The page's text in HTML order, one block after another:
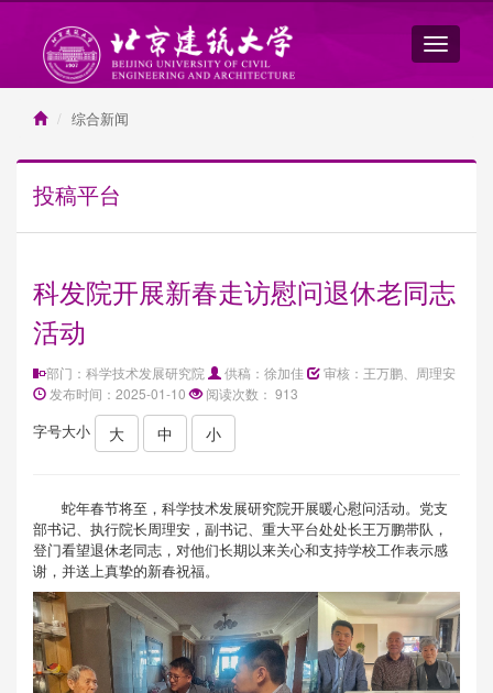
综合新闻
投稿平台
科发院开展新春走访慰问退休老同志
活动
部门：科学技术发展研究院 供稿：徐加佳
审核：王万鹏、周理安
发布时间：2025-01-10
阅读次数： 913
字号大小 大 中 小
蛇年春节将至，科学技术发展研究院开展暖心慰问活动。党支
部书记、执行院长周理安，副书记、重大平台处处长王万鹏带队，
登门看望退休老同志，对他们长期以来关心和支持学校工作表示感
谢，并送上真挚的新春祝福。